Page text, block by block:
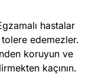
hastalar
edemezler.
koruyun ve
kaçının.